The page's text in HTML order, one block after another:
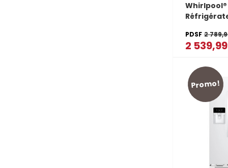
Whirlpool®
pi cu
PDSF 2
2
Promo!